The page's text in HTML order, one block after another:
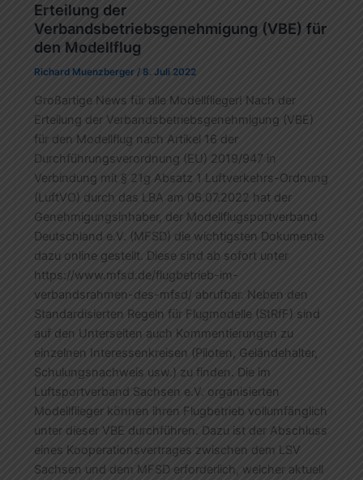
Erteilung der
Verbandsbetriebsgenehmigung (VBE) für
den Modellflug
Richard Muenzberger / 8. Juli 2022
Großartige News für alle Modellflieger! Nach der
Erteilung der Verbandsbetriebsgenehmigung (VBE)
für den Modellflug nach Artikel 16 der
Durchführungsverordnung (EU) 2019/947 in
Verbindung mit § 21g Absatz 1 Luftverkehrs-Ordnung
(LuftVO) durch das LBA am 06.07.2022 hat der
Genehmigungsinhaber, der Modellflugsportverband
Deutschland e.V. (MFSD) die wichtigsten Dokumente
dazu online gestellt. Diese sind ab sofort unter
https://www.mfsd.de/flugbetrieb-im-
verbandsrahmen-des-mfsd/ abrufbar. Neben den
Standardisierten Regeln für Flugmodelle (StRfF) sind
auf den Unterseiten auch Kommentierungen zu
einzelnen Interessenkreisen (Piloten, Geländehalter,
Schulungsnachweis usw.) zu finden. Die im
Luftsportverband Sachsen e.V. organisierten
Modellflieger können ihren Flugbetrieb vollumfänglich
unter dieser VBE durchführen. Dazu ist der Abschluss
eines Kooperationsvertrages zwischen dem LSV
Sachsen und dem MFSD erforderlich, welcher aktuell